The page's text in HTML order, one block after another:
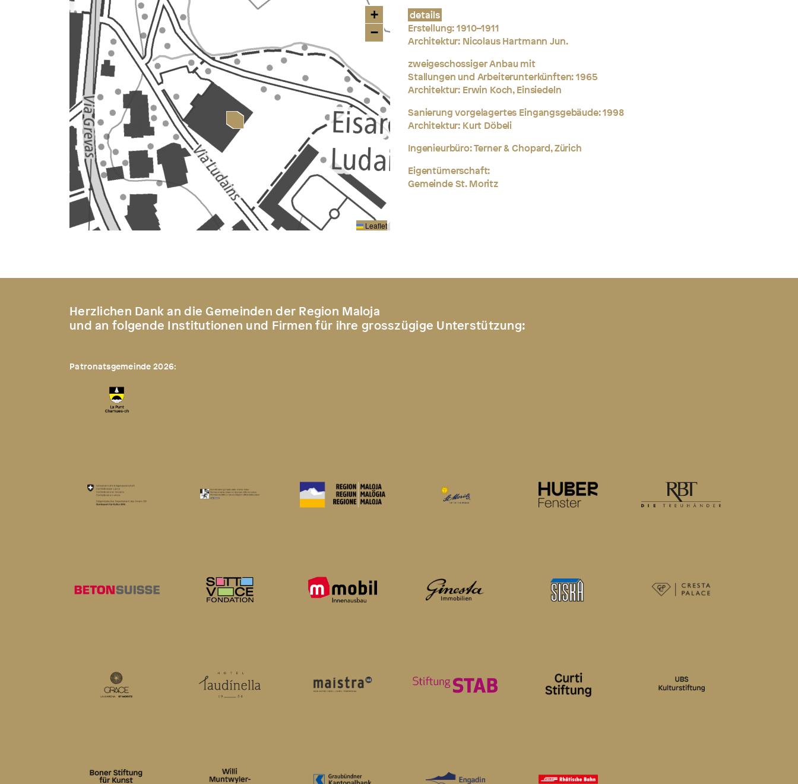
details
Erstellung: 1910–1911
Architektur: Nicolaus Hartmann Jun.
zweigeschossiger Anbau mit
Stallungen und Arbeiterunterkünften: 1965
Architektur: Erwin Koch, Einsiedeln
Sanierung vorgelagertes Eingangsgebäude: 1998
Architektur: Kurt Döbeli
Ingenieurbüro: Terner & Chopard, Zürich
Eigentümerschaft:
Gemeinde St. Moritz
+
−
Leaflet
Herzlichen Dank an die Gemeinden der Region Maloja
und an folgende Institutionen und Firmen für ihre grosszügige Unterstützung:
Patronatsgemeinde 2026: